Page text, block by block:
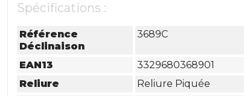
Spécifications :
Référence
Déclinaison
3689C
EAN13
3329680368901
Reliure
Reliure Piquée